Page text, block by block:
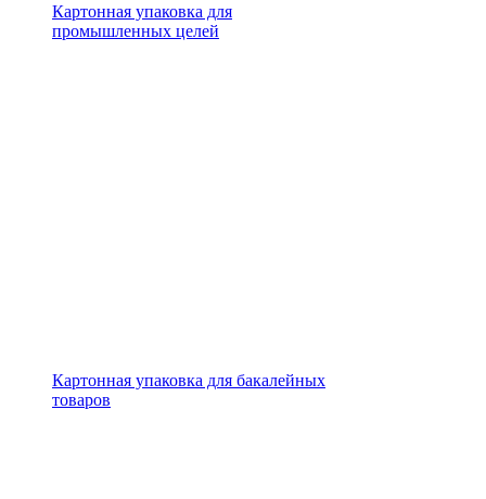
Картонная упаковка для
промышленных целей
Картонная упаковка для бакалейных
товаров